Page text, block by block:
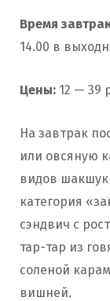
Время
14.00 в
Цены: 12 — 39
На завтрак
или овсяную
видов шакшук
категория
сэндвич с
тар-тар из
соленой
вишней.